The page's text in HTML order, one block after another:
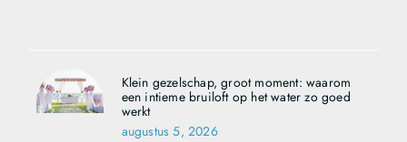
Klein gezelschap, groot moment: waarom
een intieme bruiloft op het water zo goed
werkt
augustus 5, 2026